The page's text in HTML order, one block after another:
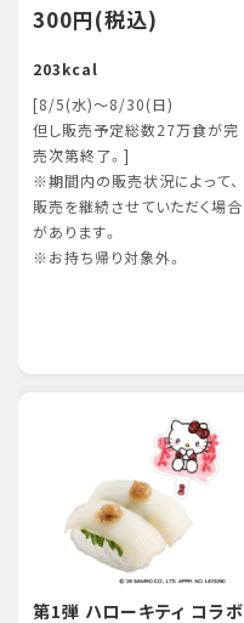
300円(税込)
203kcal
[8/5(水)～8/30(日)
但し販売予定総数27万食が完
売次第終了。]
※期間内の販売状況によって、
販売を継続させていただく場合
があります。
※お持ち帰り対象外。
第1弾 ハローキティ コラボ